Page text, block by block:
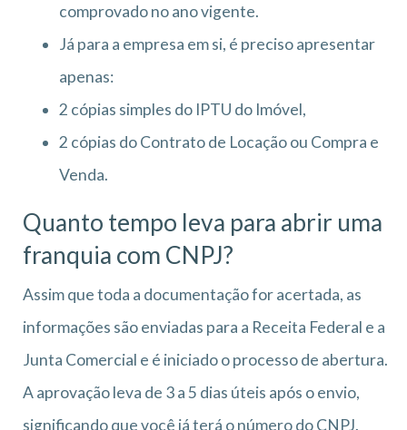
comprovado no ano vigente.
Já para a empresa em si, é preciso apresentar
apenas:
2 cópias simples do IPTU do Imóvel,
2 cópias do Contrato de Locação ou Compra e
Venda.
Quanto tempo leva para abrir uma
franquia com CNPJ?
Assim que toda a documentação for acertada, as
informações são enviadas para a Receita Federal e a
Junta Comercial e é iniciado o processo de abertura.
A aprovação leva de 3 a 5 dias úteis após o envio,
significando que você já terá o número do CNPJ.